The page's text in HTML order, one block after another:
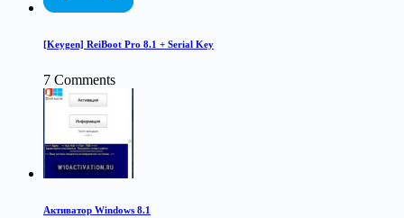
[Keygen] ReiBoot Pro 8.1 + Serial Key
7 Comments
Активатор Windows 8.1